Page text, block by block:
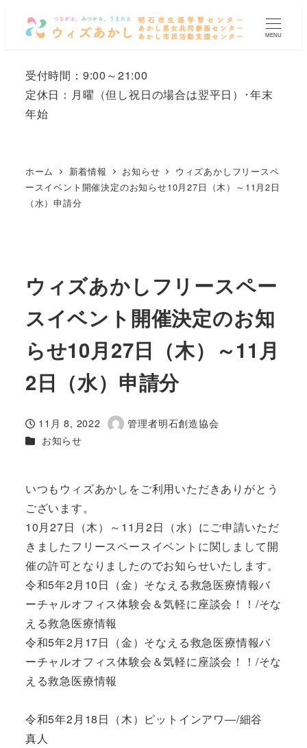
MENU
受付時間：9:00～21:00
定休日：月曜 （但し祝日の場合は翌平日）
･年末
年始
ホーム 新着情報 お知らせ
ウィズあかしフリースペ
ースイベント開催決定のお知らせ10月27日（木）～11月2日
（水）申請分
ウィズあかしフリースペー
スイベント開催決定のお知
らせ10月27日（木）～11月
2日（水）申請分
投稿日
11月 8, 2022
著
管理者明石創造協会
カテゴリー
お知らせ
いつもウィズあかしをご利用いただきありがとう
ございます。
10月27日（木）～11月2日（水）にご申請いただ
きましたフリースペースイベントに関しまして開
催の許可となりましたのでお知らせいたします。
令和5年2月10日（金）そなえる救急医療情報バ
ーチャルオフィス体験会＆気軽に座談会！！/そな
える救急医療情報
令和5年2月17日（金）そなえる救急医療情報バ
ーチャルオフィス体験会＆気軽に座談会！！/そな
える救急医療情報
令和5年2月18日（木）ピットインアワ―/細谷
真人